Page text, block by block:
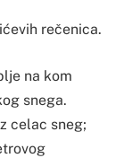
rečenica.
na kom
snega.
celac sneg;